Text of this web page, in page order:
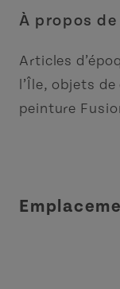
À propos
Articles
l’Île, objets
peinture